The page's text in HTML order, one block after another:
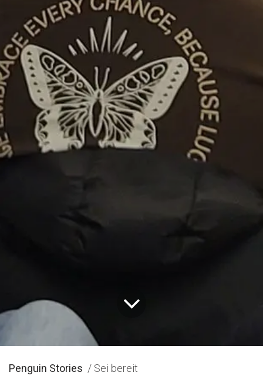
Penguin Stories / Sei bereit